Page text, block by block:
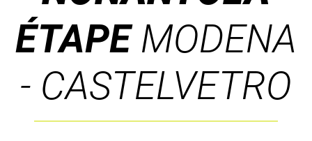
ÉTAPE MODENA
- CASTELVETRO